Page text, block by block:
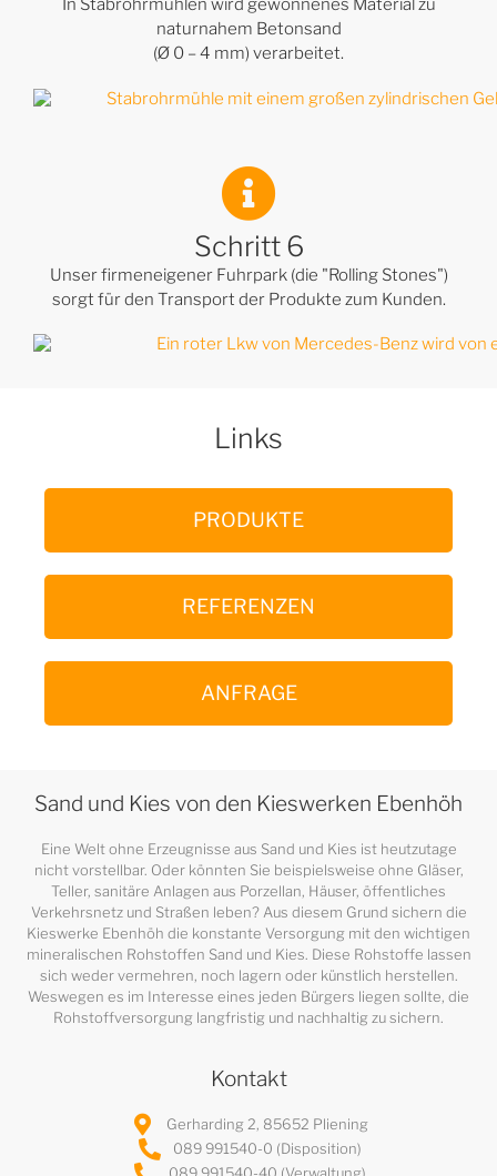
In Stabrohrmühlen wird gewonnenes Material zu
naturnahem Betonsand
(Ø 0 – 4 mm) verarbeitet.
Schritt 6
Unser firmeneigener Fuhrpark (die "Rolling Stones")
sorgt für den Transport der Produkte zum Kunden.
Links
PRODUKTE
REFERENZEN
ANFRAGE
Sand und Kies von den Kieswerken Ebenhöh
Eine Welt ohne Erzeugnisse aus Sand und Kies ist heutzutage
nicht vorstellbar. Oder könnten Sie beispielsweise ohne Gläser,
Teller, sanitäre Anlagen aus Porzellan, Häuser, öffentliches
Verkehrsnetz und Straßen leben? Aus diesem Grund sichern die
Kieswerke Ebenhöh die konstante Versorgung mit den wichtigen
mineralischen Rohstoffen Sand und Kies. Diese Rohstoffe lassen
sich weder vermehren, noch lagern oder künstlich herstellen.
Weswegen es im Interesse eines jeden Bürgers liegen sollte, die
Rohstoffversorgung langfristig und nachhaltig zu sichern.
Kontakt
Gerharding 2, 85652 Pliening
089 991540-0 (Disposition)